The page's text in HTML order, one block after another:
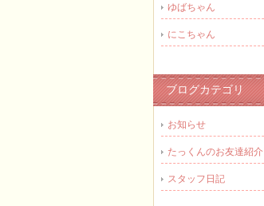
ゆばちゃん
にこちゃん
ブログカテゴリ
お知らせ
たっくんのお友達紹介
スタッフ日記